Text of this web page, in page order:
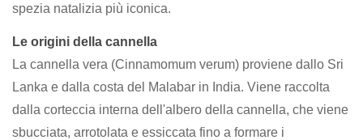
spezia natalizia più iconica.
Le origini della cannella
La cannella vera (Cinnamomum verum) proviene dallo Sri
Lanka e dalla costa del Malabar in India. Viene raccolta
dalla corteccia interna dell'albero della cannella, che viene
sbucciata, arrotolata e essiccata fino a formare i